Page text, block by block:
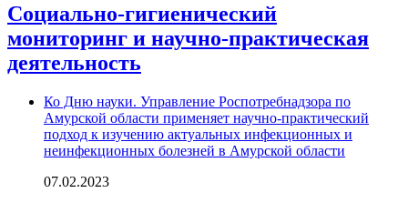
Социально-гигиенический
мониторинг и научно-практическая
деятельность
Ко Дню науки. Управление Роспотребнадзора по
Амурской области применяет научно-практический
подход к изучению актуальных инфекционных и
неинфекционных болезней в Амурской области
07.02.2023